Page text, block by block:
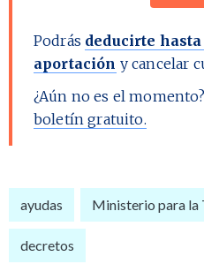
Podrás deducirte
aportación y cancelar
¿Aún no es el momento?
boletín gratuito.
ayudas Ministerio para la
decretos